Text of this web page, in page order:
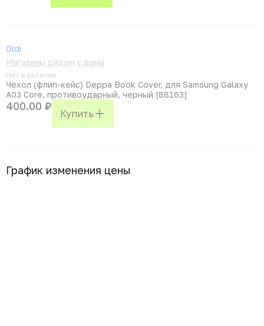
Oldi
Магазины рядом с вами
Нет в наличии
Чехол (флип-кейс) Deppa Book Cover, для Samsung Galaxy
A03 Core, противоударный, черный [88163]
400.00 ₽
Купить
График изменения цены